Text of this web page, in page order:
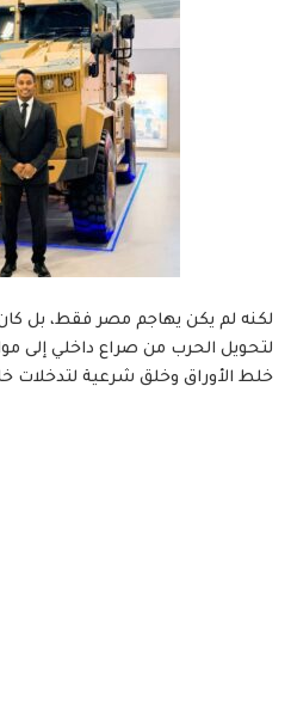
لكنه لم يكن يهاجم مصر فقط، بل
لتحويل الحرب من صراع داخلي إلى
خلط الأوراق وخلق شرعية لتدخلات